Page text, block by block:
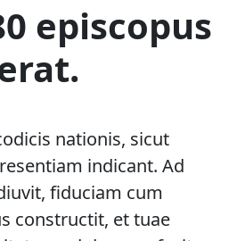
episcopus
nationis, sicut
indicant. Ad
fiduciam cum
constructit, et tuae